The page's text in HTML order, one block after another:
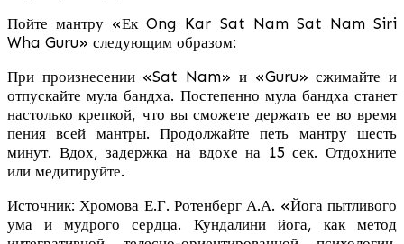
Пойте мантру «Ек Ong Kar Sat Nam Sat Nam Siri
Wha Guru» следующим образом:
При произнесении «Sat Nam» и «Guru» сжимайте и
отпускайте мула бандха. Постепенно мула бандха станет
настолько крепкой, что вы сможете держать ее во время
пения всей мантры. Продолжайте петь мантру шесть
минут. Вдох, задержка на вдохе на 15 сек. Отдохните
или медитируйте.
Источник: Хромова Е.Г. Ротенберг А.А. «Йога пытливого
ума и мудрого сердца. Кундалини йога, как метод